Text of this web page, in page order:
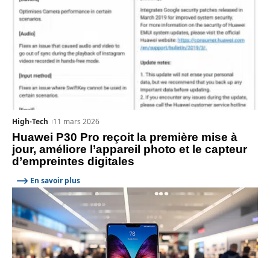
Huawei P30 Pro reçoit la première mise à
jour, améliore l’appareil photo et le capteur
d’empreintes digitales
High-Tech 11 mars 2026
En savoir plus